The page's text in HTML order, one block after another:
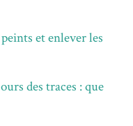
et enlever les
des traces : que